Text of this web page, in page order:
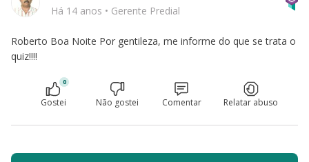
Roberto Boa Noite Por gentileza, me informe do que se trata o
quiz!!!!
Há 14 anos • Gerente Predial
0
Gostei Não gostei Comentar Relatar abuso